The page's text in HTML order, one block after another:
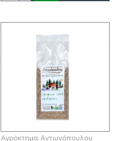
Αγρόκτημα Αντωνόπουλου